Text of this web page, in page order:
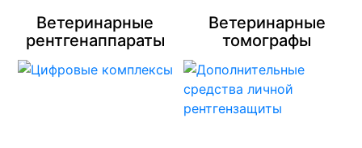
Ветеринарные
рентгенаппараты
Ветеринарные
томографы